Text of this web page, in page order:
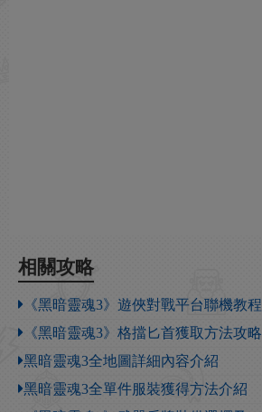
相關攻略
《黑暗靈魂3》遊俠對戰平台聯機教程
《黑暗靈魂3》格擋匕首獲取方法攻略
黑暗靈魂3全地圖詳細內容介紹
黑暗靈魂3全單件服裝獲得方法介紹